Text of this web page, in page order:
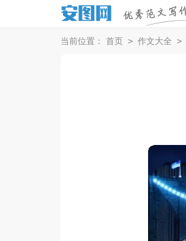
当前位置： 首页 > 作文大全 >